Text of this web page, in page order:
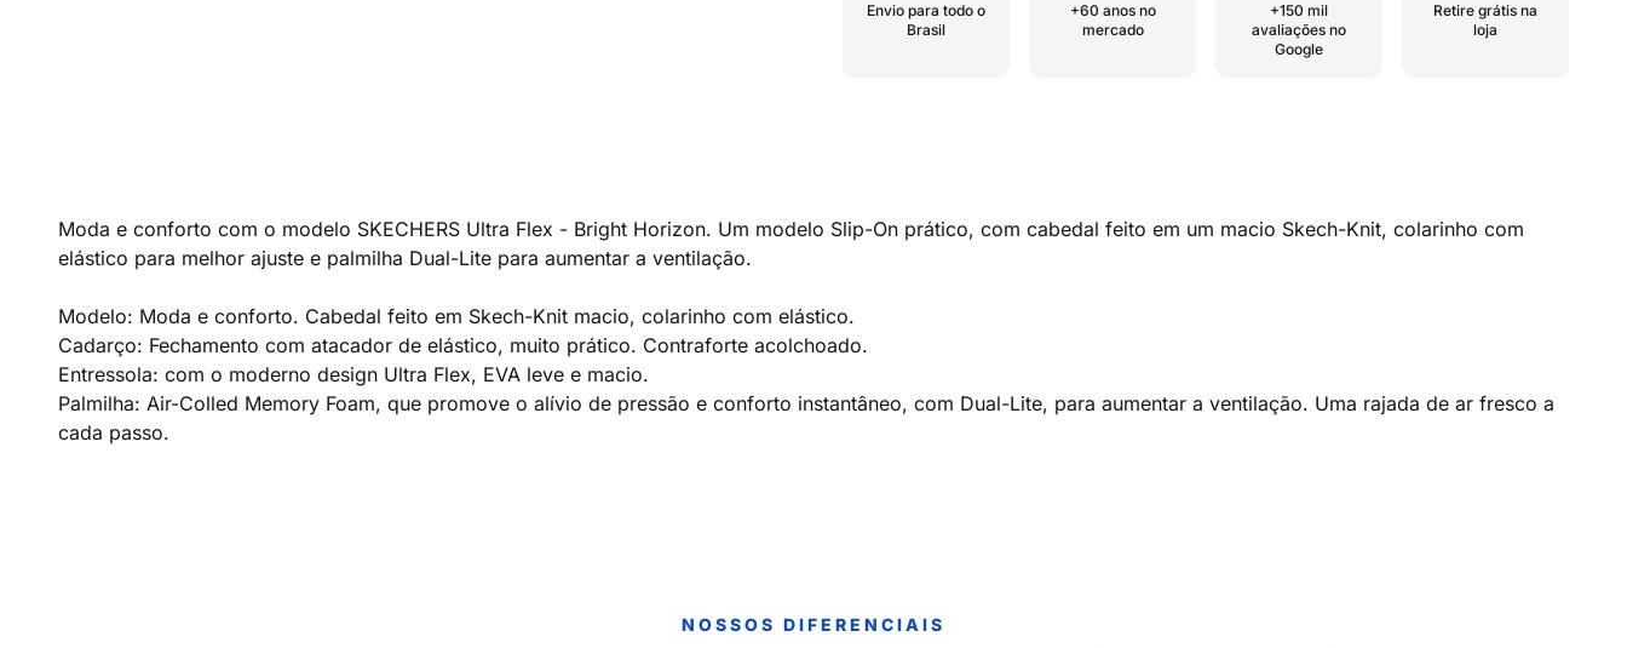
Envio para todo o
Brasil
+60 anos no
mercado
+150 mil
avaliações no
Google
Retire grátis na
loja
Moda e conforto com o modelo SKECHERS Ultra Flex - Bright Horizon. Um modelo Slip-On prático, com cabedal feito em um macio Skech-Knit, colarinho com
elástico para melhor ajuste e palmilha Dual-Lite para aumentar a ventilação.
Modelo: Moda e conforto. Cabedal feito em Skech-Knit macio, colarinho com elástico.
Cadarço: Fechamento com atacador de elástico, muito prático. Contraforte acolchoado.
Entressola: com o moderno design Ultra Flex, EVA leve e macio.
Palmilha: Air-Colled Memory Foam, que promove o alívio de pressão e conforto instantâneo, com Dual-Lite, para aumentar a ventilação. Uma rajada de ar fresco a
cada passo.
NOSSOS DIFERENCIAIS